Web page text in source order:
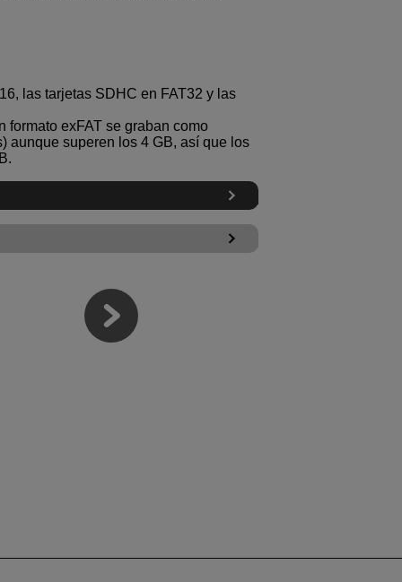
las tarjetas SDHC en FAT32 y las
formato exFAT se graban como
aunque superen los 4 GB, así que los